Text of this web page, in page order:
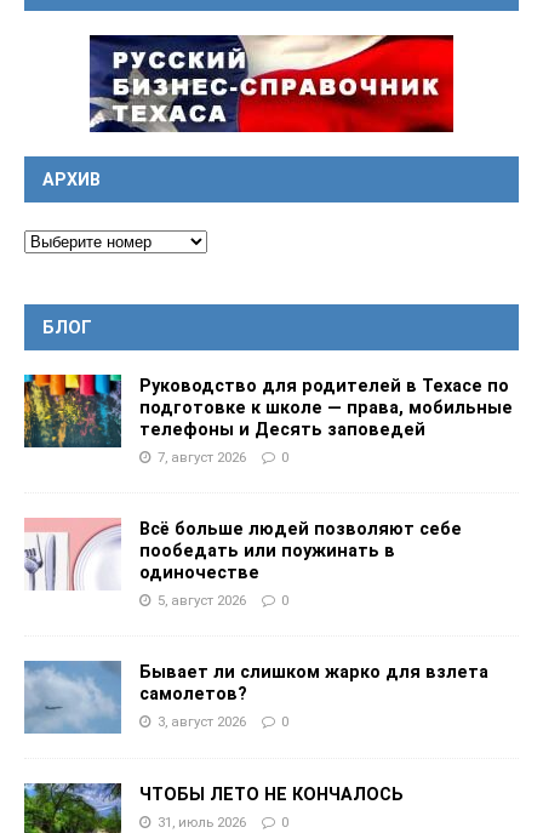
АРХИВ
БЛОГ
Руководство для родителей в Техасе по
подготовке к школе — права, мобильные
телефоны и Десять заповедей
7, август 2026 0
Всё больше людей позволяют себе
пообедать или поужинать в
одиночестве
5, август 2026 0
Бывает ли слишком жарко для взлета
самолетов?
3, август 2026 0
ЧТОБЫ ЛЕТО НЕ КОНЧАЛОСЬ
31, июль 2026 0